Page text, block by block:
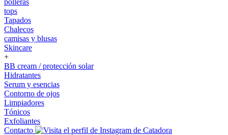
polleras
tops
Tapados
Chalecos
camisas y blusas
Skincare
+
BB cream / protección solar
Hidratantes
Serum y esencias
Contorno de ojos
Limpiadores
Tónicos
Exfoliantes
Contacto